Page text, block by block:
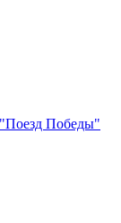
"Поезд Победы"